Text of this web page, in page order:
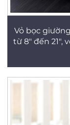
Vỏ bọc
từ 8" đến 21",